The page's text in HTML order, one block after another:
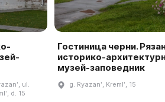
ul.
d. 15
Гостиница черни.
историко-
музей-заповедник
g. Ryazanʹ, Kremlʹ, 15